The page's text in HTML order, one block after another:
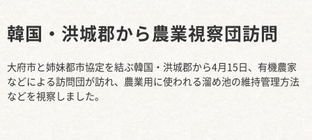
韓国・洪城郡から農業視察団訪問
大府市と姉妹都市協定を結ぶ韓国・洪城郡から4月15日、有機農家
などによる訪問団が訪れ、農業用に使われる溜め池の維持管理方法
などを視察しました。